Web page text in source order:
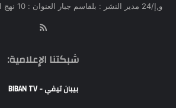
و,إ/24 مدير النشر : بلقاسم جبار العنوان : 10 نهج الجمهورية برج بوعريريج
شبكتنا الإعلامية:
بيبان تيفي - BIBAN TV